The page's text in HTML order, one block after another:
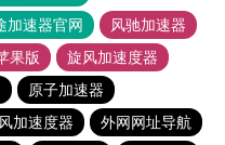
加速器官网
风驰加速器
果版
旋风加速度器
原子加速器
加速度器
外网网址导航